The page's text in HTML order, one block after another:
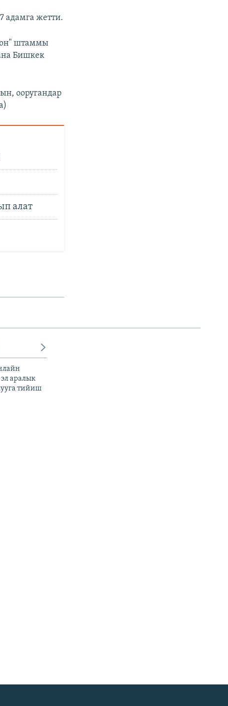
адамга жетти.
штаммы
Бишкек
ооругандар
алат
аралык
тийиш